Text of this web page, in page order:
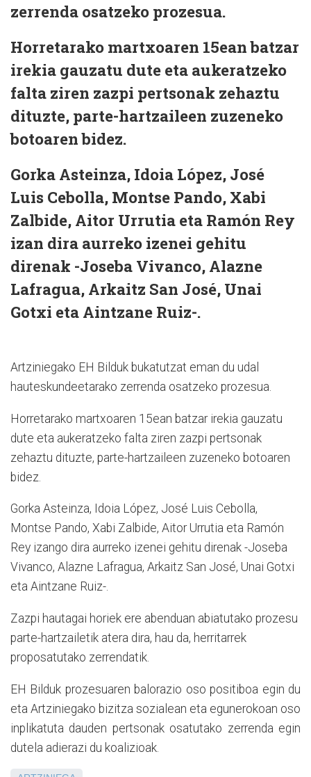
zerrenda osatzeko prozesua.
Horretarako martxoaren 15ean batzar
irekia gauzatu dute eta aukeratzeko
falta ziren zazpi pertsonak zehaztu
dituzte, parte-hartzaileen zuzeneko
botoaren bidez.
Gorka Asteinza, Idoia López, José
Luis Cebolla, Montse Pando, Xabi
Zalbide, Aitor Urrutia eta Ramón Rey
izan dira aurreko izenei gehitu
direnak -Joseba Vivanco, Alazne
Lafragua, Arkaitz San José, Unai
Gotxi eta Aintzane Ruiz-.
Artziniegako EH Bilduk bukatutzat eman du udal
hauteskundeetarako zerrenda osatzeko prozesua.
Horretarako martxoaren 15ean batzar irekia gauzatu
dute eta aukeratzeko falta ziren zazpi pertsonak
zehaztu dituzte, parte-hartzaileen zuzeneko botoaren
bidez.
Gorka Asteinza, Idoia López, José Luis Cebolla,
Montse Pando, Xabi Zalbide, Aitor Urrutia eta Ramón
Rey izango dira aurreko izenei gehitu direnak -Joseba
Vivanco, Alazne Lafragua, Arkaitz San José, Unai Gotxi
eta Aintzane Ruiz-.
Zazpi hautagai horiek ere abenduan abiatutako prozesu
parte-hartzailetik atera dira, hau da, herritarrek
proposatutako zerrendatik.
EH Bilduk prozesuaren balorazio oso positiboa egin du
eta Artziniegako bizitza sozialean eta egunerokoan oso
inplikatuta dauden pertsonak osatutako zerrenda egin
dutela adierazi du koalizioak.